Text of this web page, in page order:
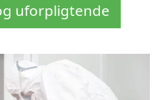
uforpligtende